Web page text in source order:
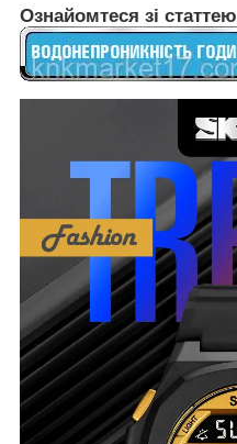
Ознайомтеся зі статтею